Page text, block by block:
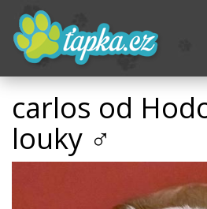
carlos od
louky ♂